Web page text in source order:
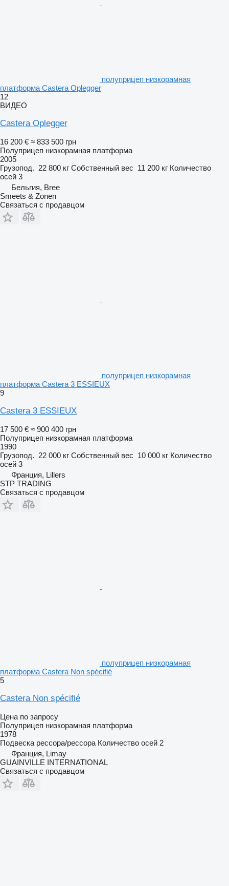
полуприцеп низкорамная
платформа Castera Oplegger
12
ВИДЕО
Castera Oplegger
16 200 € ≈ 833 500 грн
Полуприцеп низкорамная платформа
2005
Грузопод. 22 800 кг Собственный вес 11 200 кг Количество
осей 3
Бельгия, Bree
Smeets & Zonen
Связаться с продавцом
полуприцеп низкорамная
платформа Castera 3 ESSIEUX
9
Castera 3 ESSIEUX
17 500 € ≈ 900 400 грн
Полуприцеп низкорамная платформа
1990
Грузопод. 22 000 кг Собственный вес 10 000 кг Количество
осей 3
Франция, Lillers
STP TRADING
Связаться с продавцом
полуприцеп низкорамная
платформа Castera Non spécifié
5
Castera Non spécifié
Цена по запросу
Полуприцеп низкорамная платформа
1978
Подвеска рессора/рессора Количество осей 2
Франция, Limay
GUAINVILLE INTERNATIONAL
Связаться с продавцом